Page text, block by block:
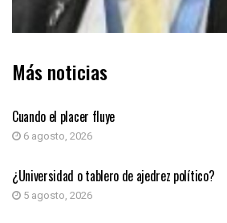
Más noticias
Cuando el placer fluye
6 agosto, 2026
COLUMNA DE OPINIÓN
¿Universidad o tablero de ajedrez político?
5 agosto, 2026